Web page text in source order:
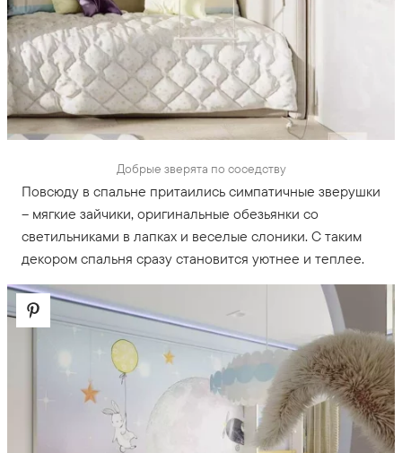
Добрые зверята по соседству
Повсюду в спальне притаились симпатичные зверушки
– мягкие зайчики, оригинальные обезьянки со
светильниками в лапках и веселые слоники. С таким
декором спальня сразу становится уютнее и теплее.